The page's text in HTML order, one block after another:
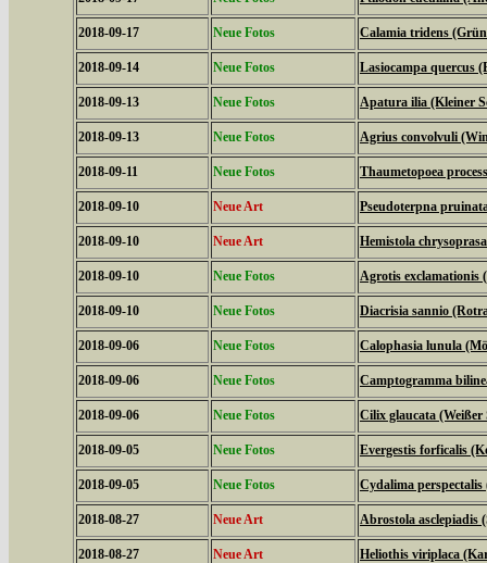
2018-09-17 Neue Fotos Calamia tridens
2018-09-14 Neue Fotos Lasiocampa quercus
2018-09-13 Neue Fotos Apatura ilia (Kleiner
2018-09-13 Neue Fotos Agrius convolvuli
2018-09-11 Neue Fotos Thaumetopoea
2018-09-10 Neue Art Pseudoterpna
2018-09-10 Neue Art Hemistola
2018-09-10 Neue Fotos Agrotis exclamationis
2018-09-10 Neue Fotos Diacrisia sannio
2018-09-06 Neue Fotos Calophasia lunula
2018-09-06 Neue Fotos Camptogramma
2018-09-06 Neue Fotos Cilix glaucata (Weißer
2018-09-05 Neue Fotos Evergestis forficalis
2018-09-05 Neue Fotos Cydalima
2018-08-27 Neue Art Abrostola asclepiadis
2018-08-27 Neue Art Heliothis viriplaca